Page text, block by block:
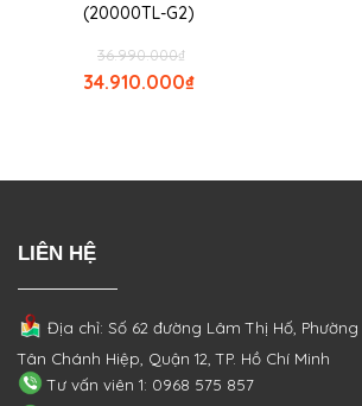
(20000TL-G2)
₫
36.990.000
₫
34.910.000
LIÊN HỆ
Địa chỉ: Số 62 đường Lâm Thị Hố, Phường
Tân Chánh Hiệp, Quận 12, TP. Hồ Chí Minh
Tư vấn viên 1: 0968 575 857